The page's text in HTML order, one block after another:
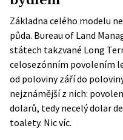
Základna celého modelu
půda. Bureau of Land
státech takzvané Long
celosezónním povolením
od poloviny září do
nejznámější z nich:
dolarů, tedy necelý dolar
toalety. Nic víc.